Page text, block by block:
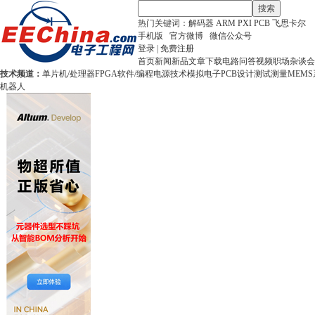
搜索
热门关键词： 解码器 ARM PXI PCB 飞思卡尔
手机版
官方微博
微信公众号
登录 免费注册
首页新闻新品文章下载电路问答视频职场杂谈
技术频道： 单片机/处理器FPGA软件/编程电源技术模拟电子PCB设计测试测量MEMS
机器人